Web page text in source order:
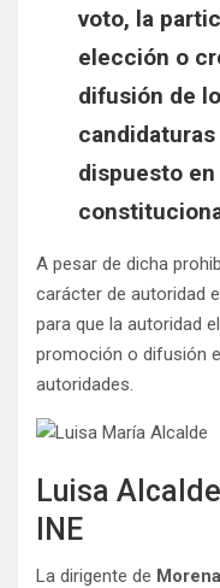
voto, la
elección o
difusión de
dispuesto
A pesar de dicha
carácter de autoridad
para que la autoridad
promoción o difusión
autoridades.
Luisa
INE
La dirigente de Morena